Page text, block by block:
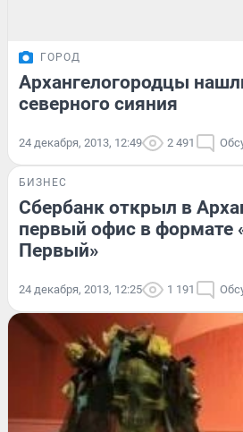
ГОРОД
Архангелогородцы
северного сияния
24 декабря, 2013, 12:49 2 491
БИЗНЕС
Сбербанк открыл в
первый офис в формате
Первый»
24 декабря, 2013, 12:25 1 191